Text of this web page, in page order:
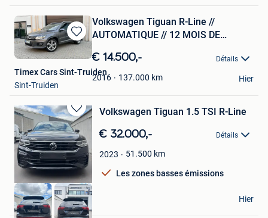
Sauvegarder
dans
Favoris
Volkswagen Tiguan R-Line //
AUTOMATIQUE // 12 MOIS DE
€ 14.500,- Détails
2016 137.000 km
Timex Cars Sint-Truiden
Sint-Truiden
Hier
Sauvegarder
dans
Mes
Favoris
Volkswagen Tiguan 1.5 TSI R-Line
€ 32.000,- Détails
2023 51.500 km
Les zones basses émissions
BT CARS
Lier
Hier